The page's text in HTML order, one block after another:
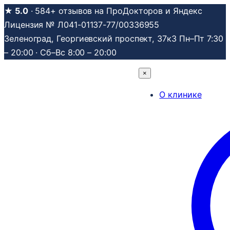
Перейти
к
содержимому
★ 5.0· 584+ отзывов на ПроДокторов и Яндекс
Лицензия № Л041-01137-77/00336955
Зеленоград, Георгиевский проспект, 37к3 Пн–Пт 7:30
– 20:00 · Сб–Вс 8:00 – 20:00
×
О клинике